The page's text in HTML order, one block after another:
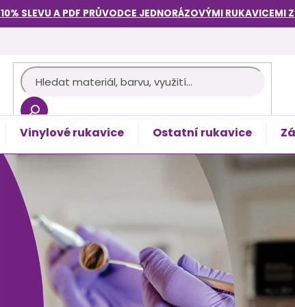
SLEVU A PDF PRŮVODCE JEDNORÁZOVÝMI RUKAVICEMI
Vinylové rukavice Ostatní rukavice